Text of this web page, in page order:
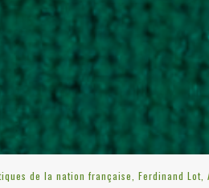
de la nation française, Ferdinand Lot,